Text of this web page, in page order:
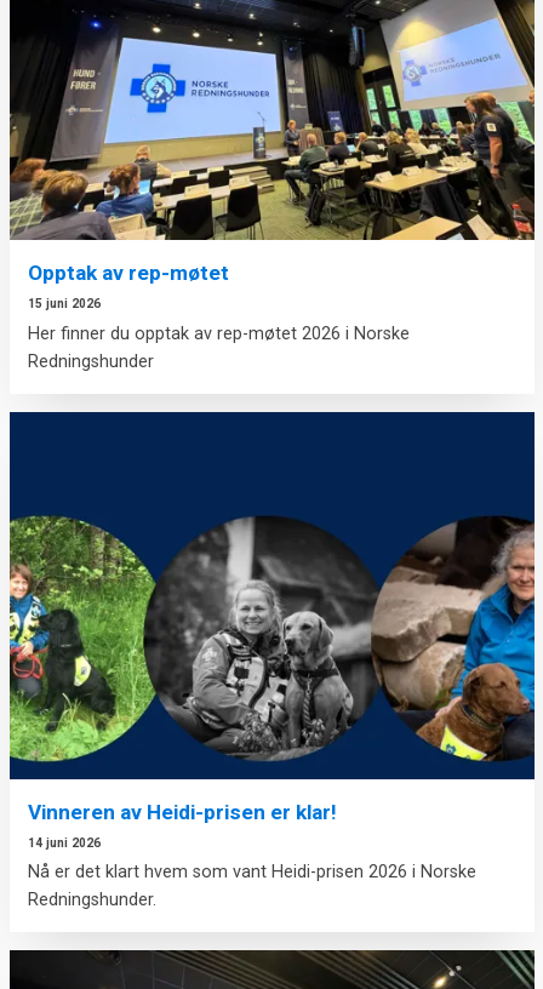
Opptak av rep-møtet
15 juni 2026
Her finner du opptak av rep-møtet 2026 i Norske
Redningshunder
Vinneren av Heidi-prisen er klar!
14 juni 2026
Nå er det klart hvem som vant Heidi-prisen 2026 i Norske
Redningshunder.